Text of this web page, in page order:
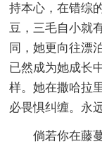
持本心，在错综
豆，三毛自小就
同，她更向往漂
已然成为她成长
样。她在撒哈拉
必畏惧纠缠。永
倘若你在藤